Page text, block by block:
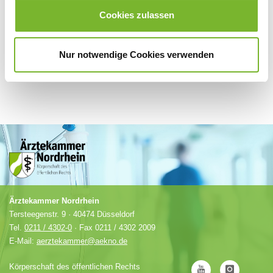
Cookies zulassen
Nur notwendige Cookies verwenden
Ärztekammer Nordrhein
Tersteegenstr. 9 · 40474 Düsseldorf
Tel. 0211 / 4302-0 · Fax 0211 / 4302 2009
E-Mail: aerztekammer@aekno.de
Körperschaft des öffentlichen Rechts